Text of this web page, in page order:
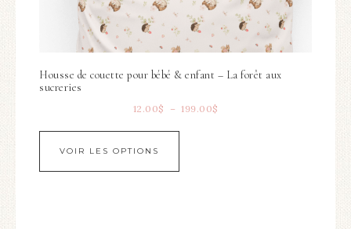
Housse de couette pour bébé & enfant – La forêt aux
sucreries
12.00$ – 199.00$
VOIR LES OPTIONS